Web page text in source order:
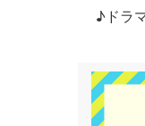
♪ドラ